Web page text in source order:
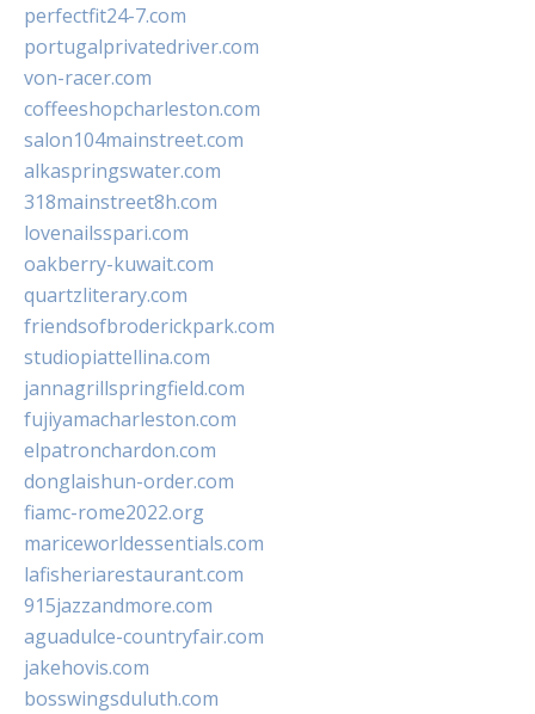
perfectfit24-7.com
portugalprivatedriver.com
von-racer.com
coffeeshopcharleston.com
salon104mainstreet.com
alkaspringswater.com
318mainstreet8h.com
lovenailsspari.com
oakberry-kuwait.com
quartzliterary.com
friendsofbroderickpark.com
studiopiattellina.com
jannagrillspringfield.com
fujiyamacharleston.com
elpatronchardon.com
donglaishun-order.com
fiamc-rome2022.org
mariceworldessentials.com
lafisheriarestaurant.com
915jazzandmore.com
aguadulce-countryfair.com
jakehovis.com
bosswingsduluth.com